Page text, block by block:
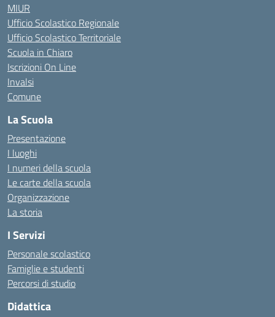
MIUR
Ufficio Scolastico Regionale
Ufficio Scolastico Territoriale
Scuola in Chiaro
Iscrizioni On Line
Invalsi
Comune
La Scuola
Presentazione
I luoghi
I numeri della scuola
Le carte della scuola
Organizzazione
La storia
I Servizi
Personale scolastico
Famiglie e studenti
Percorsi di studio
Didattica